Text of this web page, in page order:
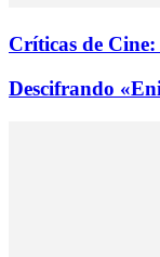
Críticas de
Descifrando